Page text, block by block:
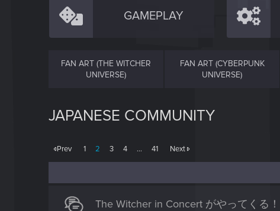
GAMEPLAY
FAN ART (THE WITCHER
UNIVERSE)
FAN ART (CYBERPUNK
UNIVERSE)
JAPANESE COMMUNITY
Prev 1 2 3 4 … 41 Next
The Witcher in Concert がやってくる！